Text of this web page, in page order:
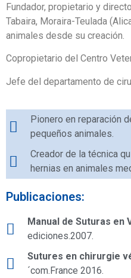
Fundador, propietario y
Tabaira, Moraira-Teulada
animales desde su creación.
Copropietario del Centro
Jefe del departamento de
Pionero en reparación
pequeños animales.
Creador de la técnica
hernias en animales
Publicaciones:
Manual de Suturas en
ediciones.2007.
Sutures en chirurgie
´com.France 2016.